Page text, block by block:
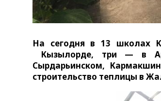
На сегодня в 13 школах
Кызылорде, три — в
Сырдарьинском,
строительство теплицы в